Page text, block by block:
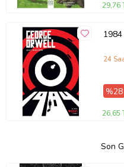
29,76
24
%28
26,65
Son